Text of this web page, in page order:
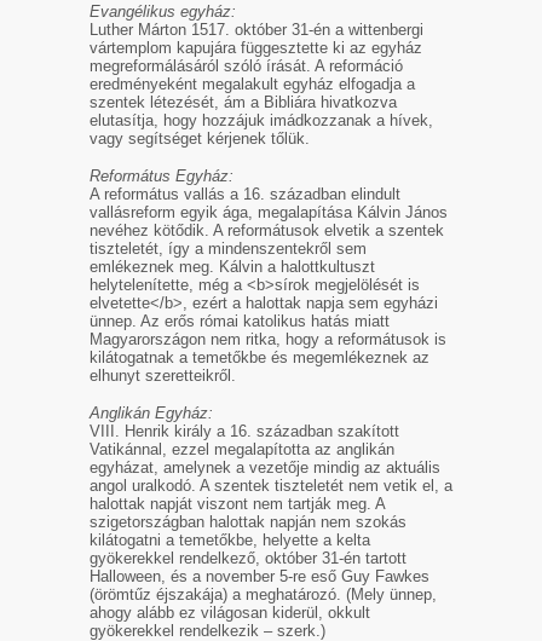
Evangélikus egyház:
Luther Márton 1517. október 31-én a wittenbergi
vártemplom kapujára függesztette ki az egyház
megreformálásáról szóló írását. A reformáció
eredményeként megalakult egyház elfogadja a
szentek létezését, ám a Bibliára hivatkozva
elutasítja, hogy hozzájuk imádkozzanak a hívek,
vagy segítséget kérjenek tőlük.
Református Egyház:
A református vallás a 16. században elindult
vallásreform egyik ága, megalapítása Kálvin János
nevéhez kötődik. A reformátusok elvetik a szentek
tiszteletét, így a mindenszentekről sem
emlékeznek meg. Kálvin a halottkultuszt
helytelenítette, még a <b>sírok megjelölését is
elvetette</b>, ezért a halottak napja sem egyházi
ünnep. Az erős római katolikus hatás miatt
Magyarországon nem ritka, hogy a reformátusok is
kilátogatnak a temetőkbe és megemlékeznek az
elhunyt szeretteikről.
Anglikán Egyház:
VIII. Henrik király a 16. században szakított
Vatikánnal, ezzel megalapította az anglikán
egyházat, amelynek a vezetője mindig az aktuális
angol uralkodó. A szentek tiszteletét nem vetik el, a
halottak napját viszont nem tartják meg. A
szigetországban halottak napján nem szokás
kilátogatni a temetőkbe, helyette a kelta
gyökerekkel rendelkező, október 31-én tartott
Halloween, és a november 5-re eső Guy Fawkes
(örömtűz éjszakája) a meghatározó. (Mely ünnep,
ahogy alább ez világosan kiderül, okkult
gyökerekkel rendelkezik – szerk.)